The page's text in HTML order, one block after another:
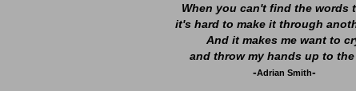
When you can't find the words
it's hard to make it through
And it makes me want to
and throw my hands up to
-Adrian Smith-